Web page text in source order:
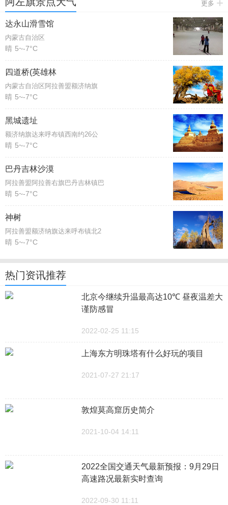
更多
达永山滑雪馆
内蒙古自治区
晴 5~-7°C
四道桥(英雄林
内蒙古自治区阿拉善盟额济纳旗
晴 5~-7°C
黑城遗址
额济纳旗达来呼布镇西南约26公
晴 5~-7°C
巴丹吉林沙漠
阿拉善盟阿拉善右旗巴丹吉林镇巴
晴 5~-7°C
神树
阿拉善盟额济纳旗达来呼布镇北2
晴 5~-7°C
热门资讯推荐
北京今继续升温最高达10℃ 昼夜温差大
谨防感冒
2022-02-25 11:15
上海东方明珠塔有什么好玩的项目
2021-07-27 21:17
敦煌莫高窟历史简介
2021-10-04 14:11
2022全国交通天气最新预报：9月29日
高速路况最新实时查询
2022-09-30 11:11